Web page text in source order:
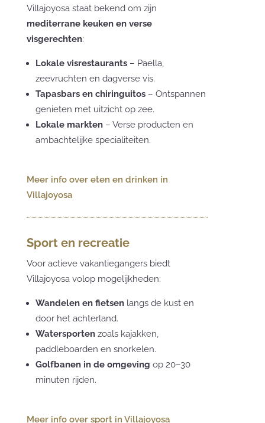
Villajoyosa staat bekend om zijn
mediterrane keuken en verse
visgerechten:
Lokale visrestaurants– Paella,
zeevruchten en dagverse vis.
Tapasbars en chiringuitos– Ontspannen
genieten met uitzicht op zee.
Lokale markten– Verse producten en
ambachtelijke specialiteiten.
Meer info over eten en drinken in
Villajoyosa
Sport en recreatie
Voor actieve vakantiegangers biedt
Villajoyosa volop mogelijkheden:
Wandelen en fietsenlangs de kust en
door het achterland.
Watersportenzoals kajakken,
paddleboarden en snorkelen.
Golfbanen in de omgeving op 20–30
minuten rijden.
Meer info over sport in Villajoyosa